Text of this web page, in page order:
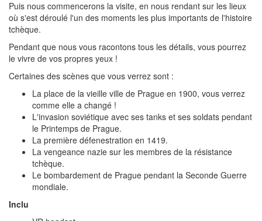
Puis nous commencerons la visite, en nous rendant sur les lieux
où s'est déroulé l'un des moments les plus importants de l'histoire
tchèque.
Pendant que nous vous racontons tous les détails, vous pourrez
le vivre de vos propres yeux !
Certaines des scènes que vous verrez sont :
La place de la vieille ville de Prague en 1900, vous verrez
comme elle a changé !
L'invasion soviétique avec ses tanks et ses soldats pendant
le Printemps de Prague.
La première défenestration en 1419.
La vengeance nazie sur les membres de la résistance
tchèque.
Le bombardement de Prague pendant la Seconde Guerre
mondiale.
Inclu